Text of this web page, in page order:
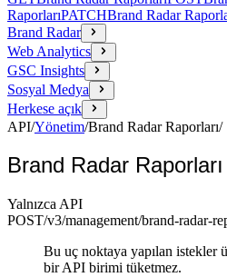
RaporlarıPATCHBrand Radar
Brand Radar
Web Analytics
GSC Insights
Sosyal Medya
Herkese açık
API/Yönetim/Brand Radar Raporları/
Brand Radar Raporları
Yalnızca API
POST/v3/management/brand-radar-
Bu uç noktaya yapılan istekler
bir API birimi tüketmez.